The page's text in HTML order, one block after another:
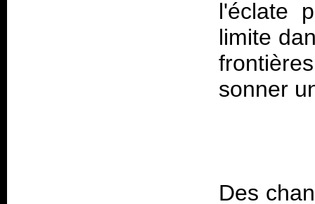
l'éclate
limite
Des